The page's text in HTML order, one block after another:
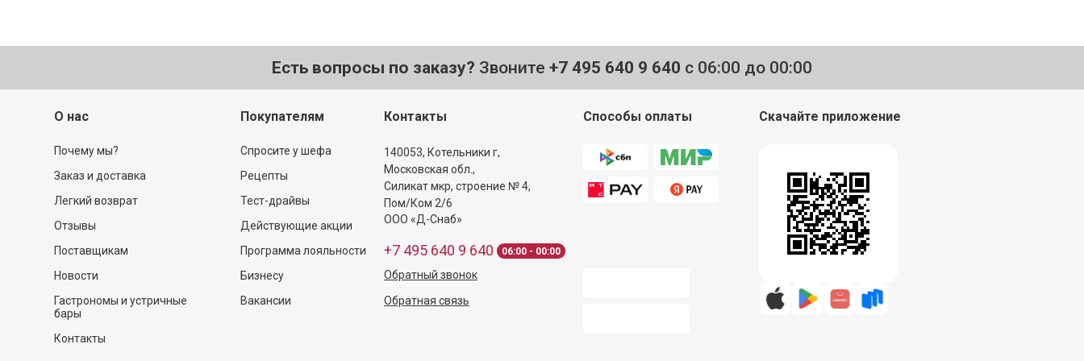
Есть вопросы по заказу? Звоните +7 495 640 9 640 с 06:00 до 00:00
О нас
Почему мы?
Заказ и доставка
Легкий возврат
Отзывы
Поставщикам
Новости
Гастрономы и устричные
бары
Контакты
Покупателям
Спросите у шефа
Рецепты
Тест-драйвы
Действующие акции
Программа лояльности
Бизнесу
Вакансии
Контакты
140053, Котельники г,
Московская обл.,
Силикат мкр, строение № 4,
Пом/Ком 2/6
ООО «Д-Снаб»
+7 495 640 9 640 06:00 - 00:00
Обратный звонок
Обратная связь
Способы оплаты Скачайте приложение